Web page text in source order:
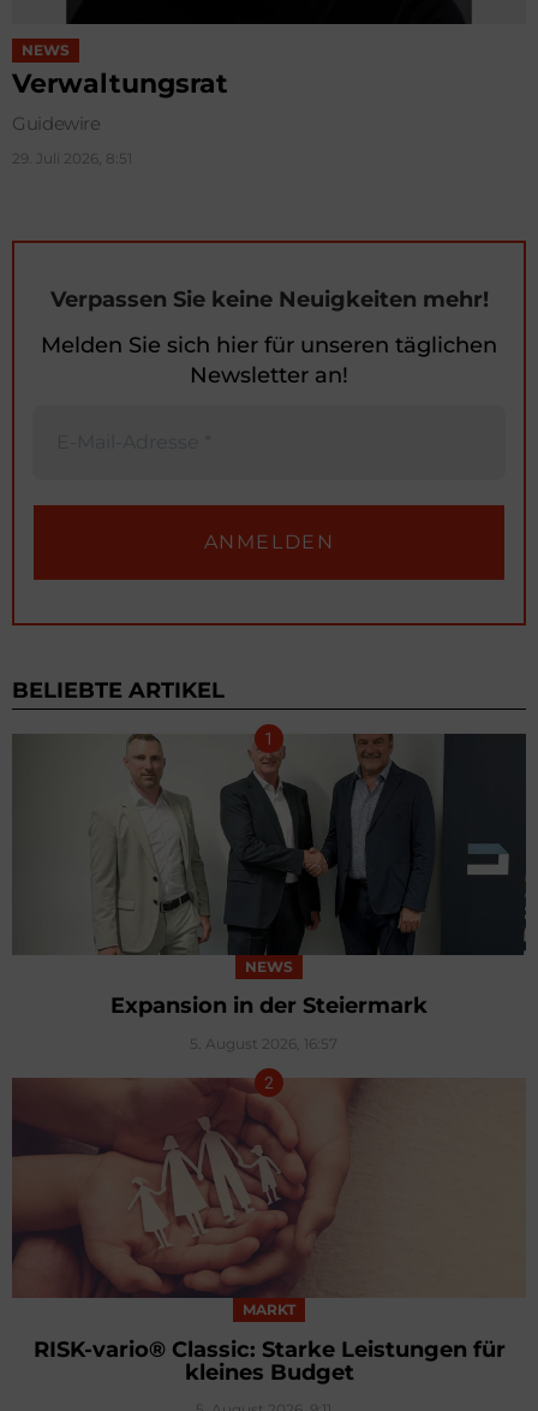
NEWS
Verwaltungsrat
Guidewire
29. Juli 2026, 8:51
Verpassen Sie keine Neuigkeiten mehr!
Melden Sie sich hier für unseren täglichen
Newsletter an!
BELIEBTE ARTIKEL
NEWS
Expansion in der Steiermark
5. August 2026, 16:57
MARKT
RISK-vario® Classic: Starke Leistungen für
kleines Budget